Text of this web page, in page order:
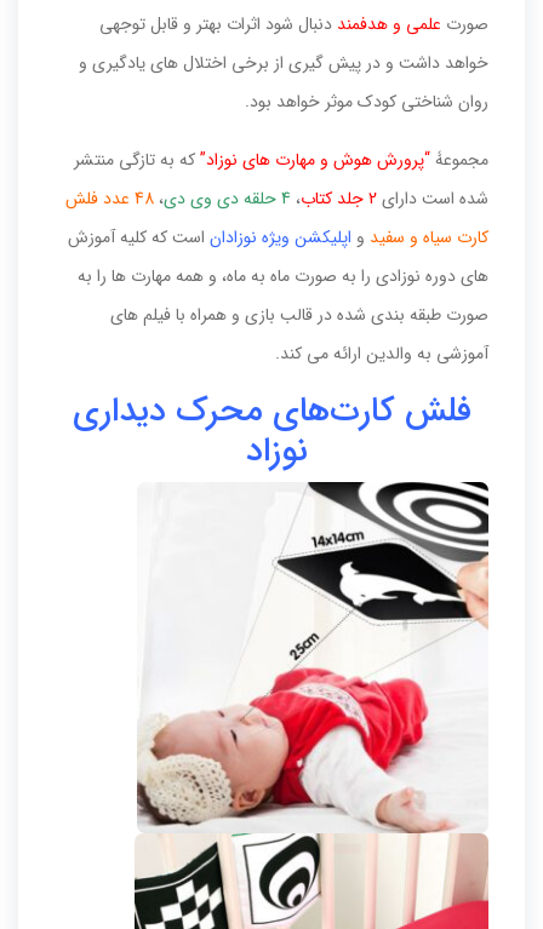
صورت علمی و هدفمند دنبال شود اثرات بهتر و قابل توجهی
خواهد داشت و در پیش گیری از برخی اختلال های یادگیری و
روان شناختی کودک موثر خواهد بود.
مجموعۀ“پرورش هوش و مهارت های نوزاد”که به تازگی منتشر
شده است دارای2 جلد کتاب ، 4 حلقه دی وی دی ،
48 عدد فلش
کارت سیاه و سفید و اپلیکشن ویژه نوزادان است که کلیه آموزش
های دوره نوزادی را به صورت ماه به ماه، و همه مهارت ها را به
صورت طبقه بندی شده در قالب بازی و همراه با فیلم های
آموزشی به والدین ارائه می کند.
فلش کارت‌های محرک دیداری
نوزاد